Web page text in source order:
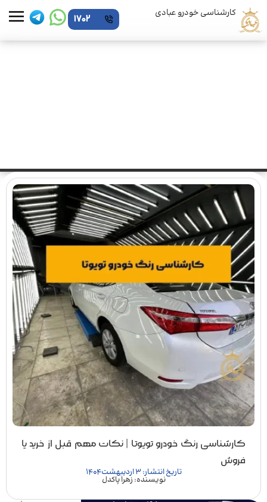
کارشناسی خودرو عبادی 1702
کارشناسی رنگ خودرو تویوتا | نکات مهم قبل از خرید یا
فروش
تاریخ انتشار: 3 اردیبهشت 1404
نویسنده: زهرا پاکدل